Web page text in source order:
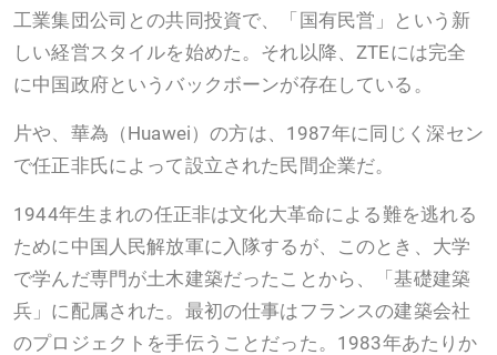
工業集団公司との共同投資で、「国有民営」という新
しい経営スタイルを始めた。それ以降、ZTEには完全
に中国政府というバックボーンが存在している。
片や、華為（Huawei）の方は、1987年に同じく深セン
で任正非氏によって設立された民間企業だ。
1944年生まれの任正非は文化大革命による難を逃れる
ために中国人民解放軍に入隊するが、このとき、大学
で学んだ専門が土木建築だったことから、「基礎建築
兵」に配属された。最初の仕事はフランスの建築会社
のプロジェクトを手伝うことだった。1983年あたりか